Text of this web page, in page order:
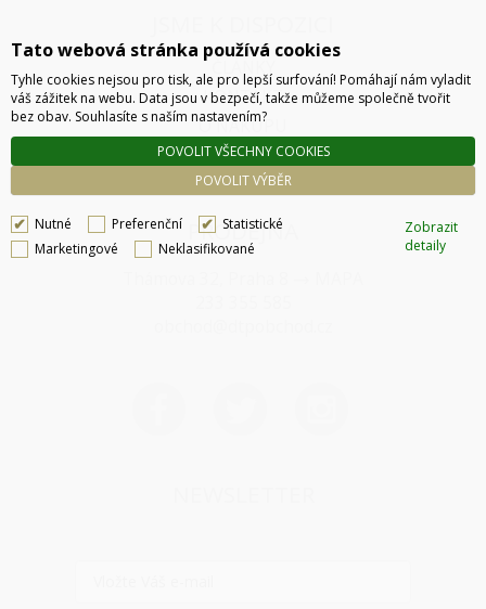
KONTAKT
O NÁKUPU
SPRÁVA COOKIES
PRODEJNA
Tato webová stránka používá cookies
Tyhle cookies nejsou pro tisk, ale pro lepší surfování! Pomáhají nám vyladit
váš zážitek na webu. Data jsou v bezpečí, takže můžeme společně tvořit
bez obav. Souhlasíte s naším nastavením?
POVOLIT VÝBĚR
POVOLIT VŠECHNY COOKIES
Nutné Preferenční
Statistické
Marketingové
Neklasifikované
Zobrazit
detaily